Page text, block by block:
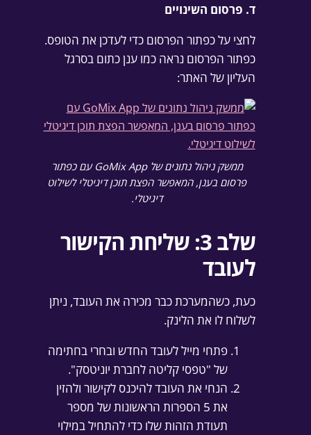
ד. פרסום השינויים
לחצי על כפתור הפרסום כדי לעדכן את הטופס.
כפתור הפרסום נראה כמו ענן כתום בסרגל
העליון של האתר:
ממשק ניהול נתונים של GoMix App עם כפתור
פרסום בענן, המאפשר הפצת תוכן דיגיטלי לשילוט
דיגיטלי.
שלב 3: שליחת הקישור
לעובד
כעת, כשהמערכת כבר מכירה את העובד, ניתן
לשלוח לו את הלינק.
פתחי מייל לעובד החדש ובחרי בחתימה
של "טפסי קליטה לחברת יוניטסק".
הנחי את העובד להיכנס לקישור ולהזין
את 5 הספרות הראשונות של מספר
תעודת הזהות שלו כדי להתחיל במילוי